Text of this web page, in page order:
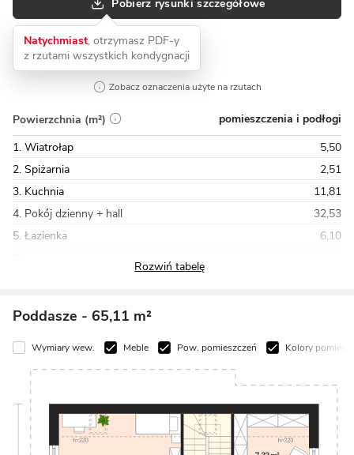
Pobierz rysunki szczegółowe
Natychmiast, otrzymasz PDF-y
z rzutami wszystkich kondygnacji
Zobacz oznaczenia użyte na rzutach
Powierzchnia (m²)
pomieszczenia i podłogi
1. Wiatrołap
5,50
2. Spiżarnia
2,51
3. Kuchnia
11,81
4. Pokój dzienny + hall
32,53
5. Łazienka
6,10
Poddasze - 65,11 m²
Wymiary wew. Meble Pow. pomieszczeń Kolory